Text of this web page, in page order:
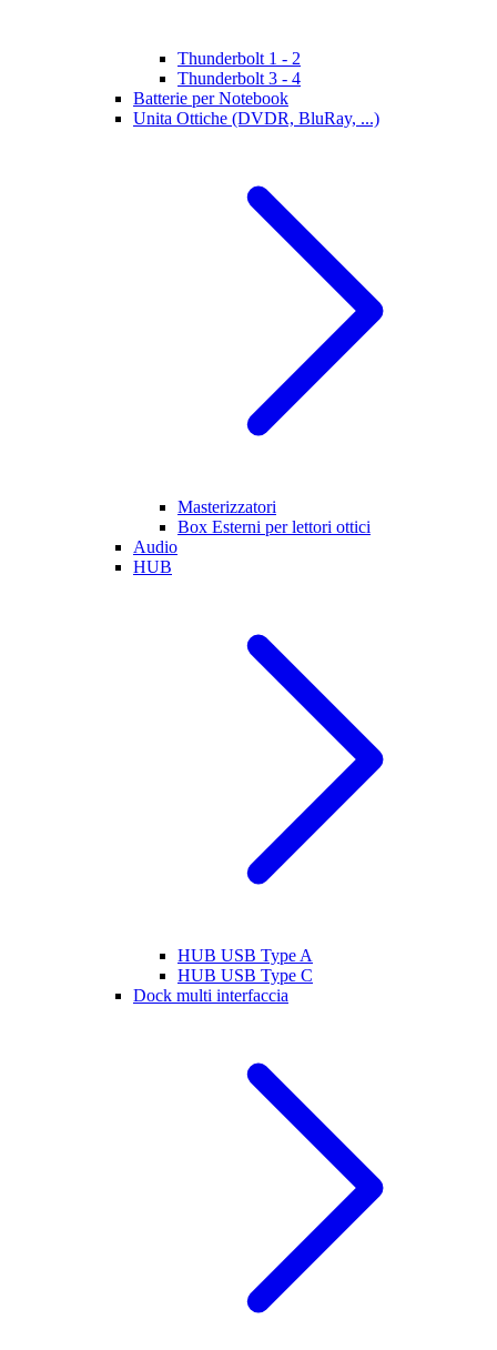
Thunderbolt 1 - 2
Thunderbolt 3 - 4
Batterie per Notebook
Unita Ottiche (DVDR, BluRay, ...)
Masterizzatori
Box Esterni per lettori ottici
Audio
HUB
HUB USB Type A
HUB USB Type C
Dock multi interfaccia